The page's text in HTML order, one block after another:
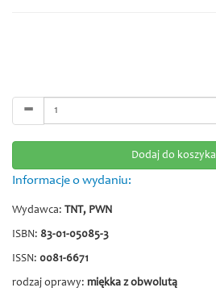
Dodaj do koszyka
Informacje o wydaniu:
Wydawca: TNT, PWN
ISBN: 83-01-05085-3
ISSN: 0081-6671
rodzaj oprawy: miękka z obwolutą